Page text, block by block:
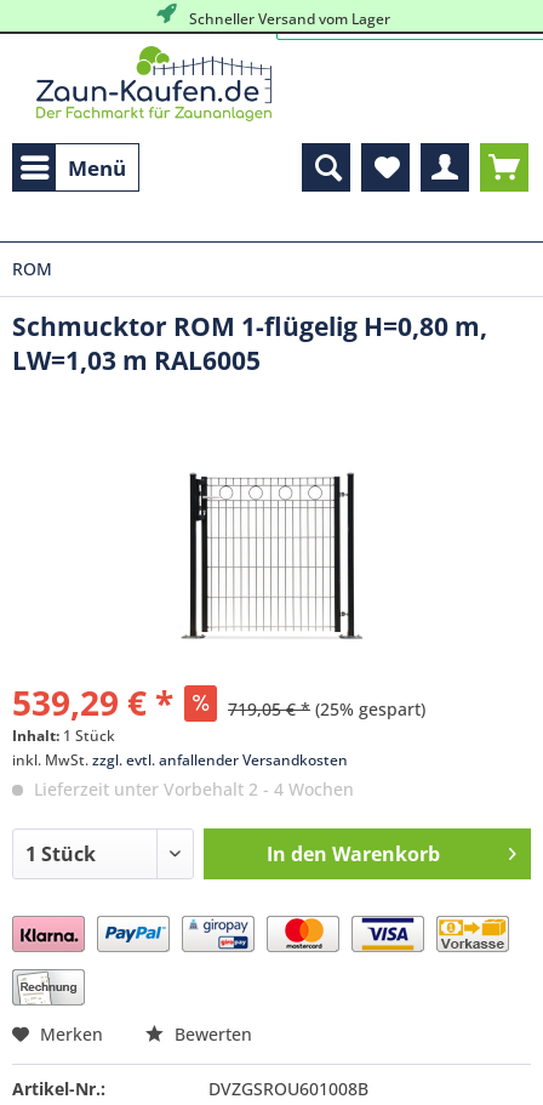
Schneller Versand vom Lager
Menü
ROM
Schmucktor ROM 1-flügelig H=0,80 m,
LW=1,03 m RAL6005
539,29 € * 719,05 € * (25% gespart)
Inhalt: 1 Stück
inkl. MwSt.zzgl. evtl. anfallender Versandkosten
Lieferzeit unter Vorbehalt 2 - 4 Wochen
In den Warenkorb
Preis anfragen
Merken Bewerten
Artikel-Nr.:
DVZGSROU601008B